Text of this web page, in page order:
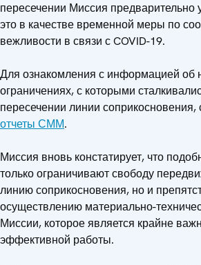
пересечении Миссия предварительно
это в качестве временной меры по
вежливости в связи с COVID-19.
Для ознакомления с информацией об
ограничениях, с которыми
пересечении линии соприкосновения,
отчеты СММ.
Миссия вновь констатирует, что
только ограничивают свободу
линию соприкосновения, но и
осуществлению материально-
Миссии, которое является крайне
эффективной работы.